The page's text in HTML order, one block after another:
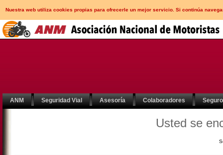
Nuestra web utiliza cookies propias para ofrecerle un mejor servicio. Si continúa
ANM Seguridad Vial Asesoría Colaboradores
Usted se